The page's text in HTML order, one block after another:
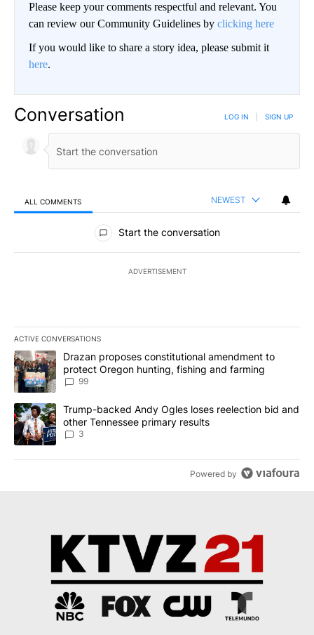
Please keep your comments respectful and relevant. You
can review our Community Guidelines by clicking here
If you would like to share a story idea, please submit it
here.
Conversation LOG IN SIGN UP
ALL COMMENTS NEWEST
All Comments
Start the conversation
ADVERTISEMENT
ACTIVE CONVERSATIONS
The following is a list of the most commented articles in the last
A trending article titled "Drazan proposes constitutional
Drazan proposes constitutional amendment to
protect Oregon hunting, fishing and farming
99
A trending article titled "Trump-backed Andy Ogles loses
Trump-backed Andy Ogles loses reelection bid and
other Tennessee primary results
3
Powered by